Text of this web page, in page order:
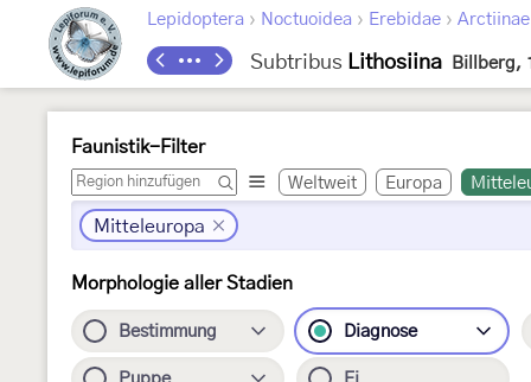
Lepidoptera › Noctuoidea › Erebidae › Arctiinae
Subtribus Lithosiina Billberg,
Faunistik-Filter
Weltweit Europa
Mitteleuropa
Morphologie aller Stadien
Bestimmung Diagnose